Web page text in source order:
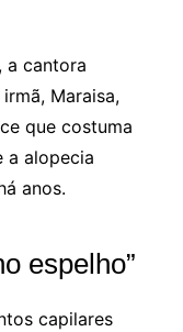
a cantora
Maraisa,
que costuma
a alopecia
anos.
espelho”
capilares